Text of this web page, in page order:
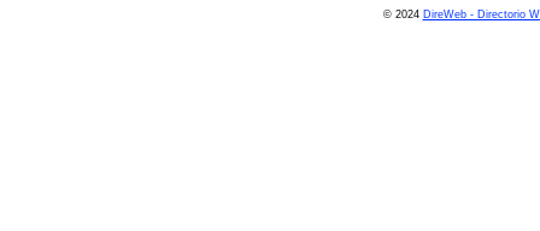
© 2024 DireWeb - Directorio